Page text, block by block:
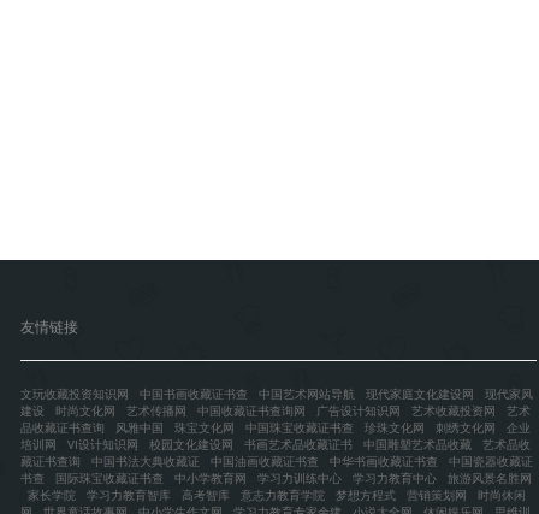
友情链接
文玩收藏投资知识网 中国书画收藏证书查 中国艺术网站导航 现代家庭文化建设网
现代家风
建设
时尚文化网 艺术传播网 中国收藏证书查询网 广告设计知识网 艺术收藏投资网
艺术
品收藏证书查询
风雅中国 珠宝文化网 中国珠宝收藏证书查 珍珠文化网 刺绣文化网
企业
培训网
VI设计知识网 校园文化建设网 书画艺术品收藏证书 中国雕塑艺术品收藏
艺术品收
藏证书查询
中国书法大典收藏证 中国油画收藏证书查 中华书画收藏证书查
中国瓷器收藏证
书查
国际珠宝收藏证书查 中小学教育网 学习力训练中心 学习力教育中心
旅游风景名胜网
家长学院
学习力教育智库 高考智库 意志力教育学院 梦想方程式 营销策划网
时尚休闲